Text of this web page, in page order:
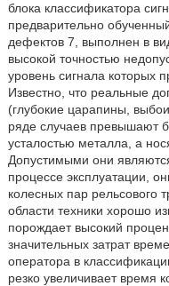
блока классификатора
предварительно
дефектов 7, выполнен в
высокой точностью
уровень сигнала которых
Известно, что реальные
(глубокие царапины,
ряде случаев превышают
усталостью металла, а
Допустимыми они
процессе эксплуатации,
колесных пар рельсового
области техники хорошо
порождает высокий
значительных затрат
оператора в
резко увеличивает время